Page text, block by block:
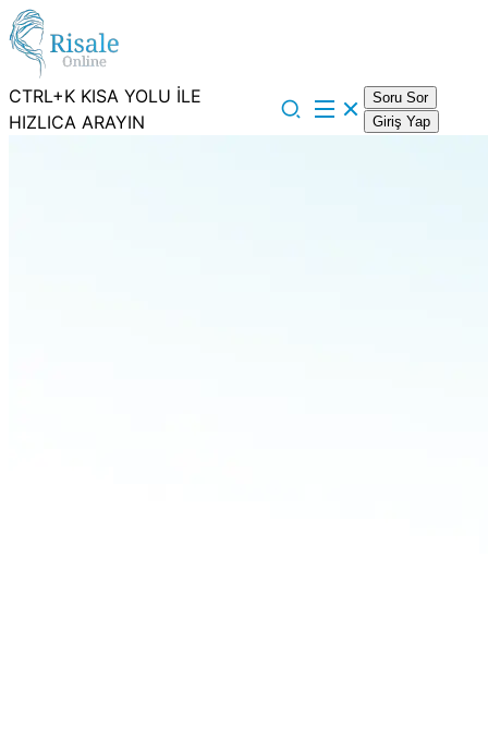
CTRL+K KISA YOLU İLE
HIZLICA ARAYIN
Soru Sor
Giriş Yap